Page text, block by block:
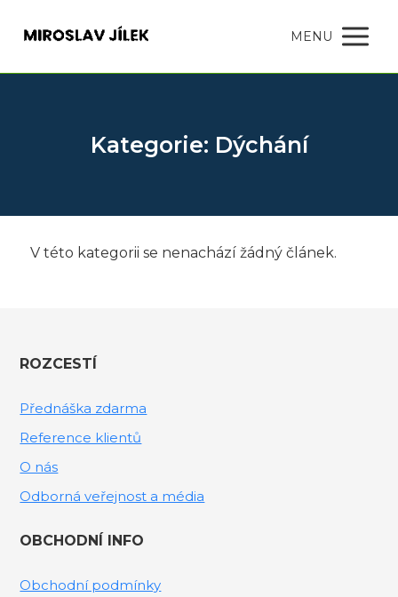
MENU
Kategorie: Dýchání
V této kategorii se nenachází žádný článek.
ROZCESTÍ
Přednáška zdarma
Reference klientů
O nás
Odborná veřejnost a média
OBCHODNÍ INFO
Obchodní podmínky